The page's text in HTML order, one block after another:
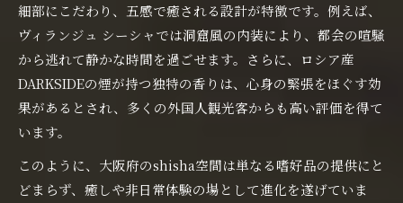
細部にこだわり、五感で癒される設計が特徴です。例えば、
ヴィランジュ シーシャでは洞窟風の内装により、都会の喧騒
から逃れて静かな時間を過ごせます。さらに、ロシア産
DARKSIDEの煙が持つ独特の香りは、心身の緊張をほぐす効
果があるとされ、多くの外国人観光客からも高い評価を得て
います。
このように、大阪府のshisha空間は単なる嗜好品の提供にと
どまらず、癒しや非日常体験の場として進化を遂げていま